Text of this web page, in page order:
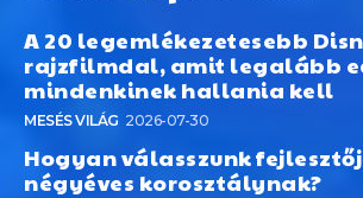
A 20 legemlékezetesebb
rajzfilmdal, amit legalább
mindenkinek hallania kell
MESÉS VILÁG 2026-07-30
Hogyan válasszunk
négyéves korosztálynak?